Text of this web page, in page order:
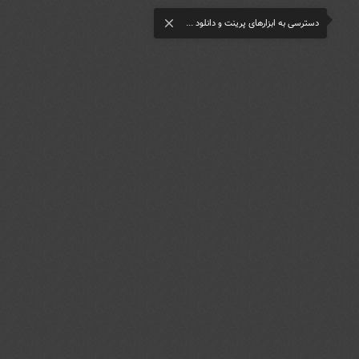
دسترسی به ابزارهای پرینت و دانلود ... close